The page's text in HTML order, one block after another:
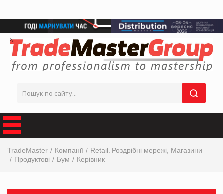
TradeMaster Компанії
Retail. Роздрібні мережі, Магазини
Продуктові
Бум Керівник